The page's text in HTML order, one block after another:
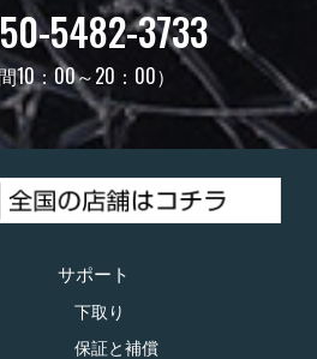
5482-3733
10：00～20：00）
サポート
下取り
保証と補償